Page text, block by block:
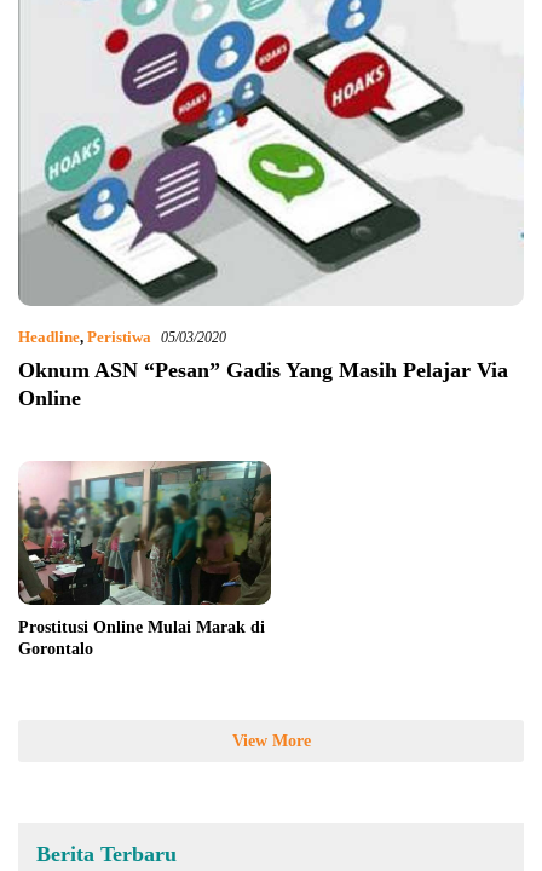
Headline, Peristiwa 05/03/2020
Oknum ASN “Pesan” Gadis Yang Masih Pelajar Via
Online
Prostitusi Online Mulai Marak di
Gorontalo
View More
Berita Terbaru